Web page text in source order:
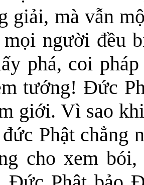
giải, mà vẫn
người đều
phá, coi
tướng! Đức
giới. Vì sao
đức Phật
cho xem